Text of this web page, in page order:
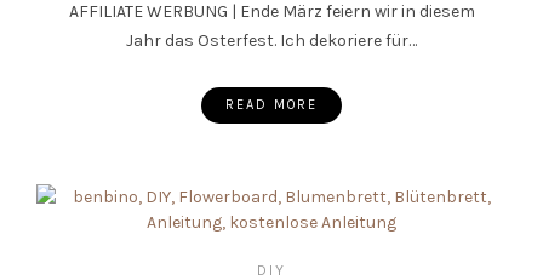
AFFILIATE WERBUNG | Ende März feiern wir in diesem
Jahr das Osterfest. Ich dekoriere für…
READ MORE
DIY